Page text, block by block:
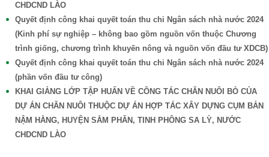
CHDCND LÀO
Quyết định công khai quyết toán thu chi Ngân sách nhà nước 2024
(Kinh phí sự nghiệp – không bao gồm nguồn vốn thuộc Chương
trình giống, chương trình khuyến nông và nguồn vốn đầu tư XDCB)
Quyết định công khai quyết toán thu chi Ngân sách nhà nước 2024
(phần vốn đầu tư công)
KHAI GIẢNG LỚP TẬP HUẤN VỀ CÔNG TÁC CHĂN NUÔI BÒ CỦA
DỰ ÁN CHĂN NUÔI THUỘC DỰ ÁN HỢP TÁC XÂY DỰNG CỤM BẢN
NẬM HẰNG, HUYỆN SẲM PHĂN, TINH PHÔNG SA LỲ, NƯỚC
CHDCND LÀO